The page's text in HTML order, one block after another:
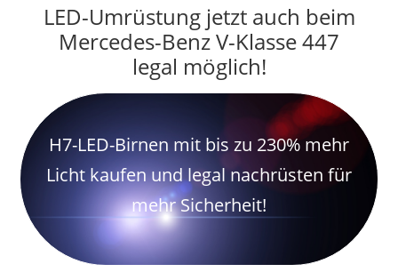
LED-Umrüstung jetzt auch beim
Mercedes-Benz V-Klasse 447
legal möglich!
H7-LED-Birnen mit bis zu 230% mehr
Licht kaufen und legal nachrüsten für
mehr Sicherheit!